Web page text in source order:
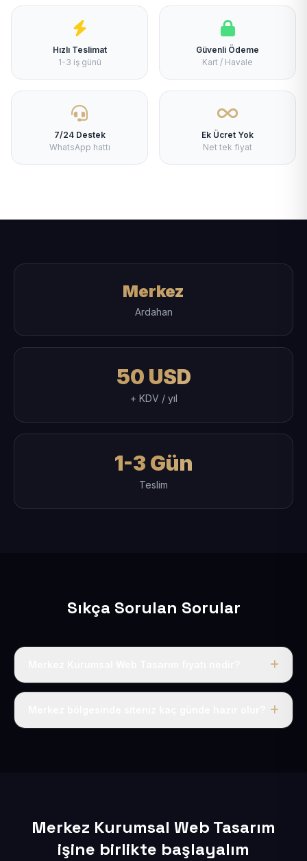
Hızlı Teslimat
1-3 iş günü
Güvenli Ödeme
Kart / Havale
7/24 Destek
WhatsApp hattı
Ek Ücret Yok
Net tek fiyat
Merkez
Ardahan
50 USD
+ KDV / yıl
1-3 Gün
Teslim
Sıkça Sorulan Sorular
Tek fiyat uygulanır: yıllık 50 USD + KDV. Bu bedele alan
Merkez Kurumsal Web Tasarım
işine birlikte başlayalım